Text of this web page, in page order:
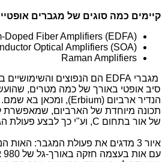
קיימים כמה סוגים של מגברים
Doped Fiber Amplifiers (EDFA)
Optical Amplifiers (SOA)
Raman Amplifiers
מגברי EDFA הם הנפוצים והשימושיים
סיב אופטי באורך של כמה מטרים,
הנדיר ארביום (Erbium), ומכאן בא
תכונה מיוחדת של הארביום, שמאפשרת
של אור בתחום C, וע"י כך לבצע
איור 3 מדגים את פעולת המגבר: האות הנכנס עובר ריבוב